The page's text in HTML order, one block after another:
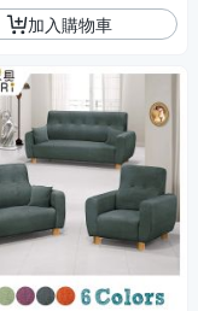
加入購物車